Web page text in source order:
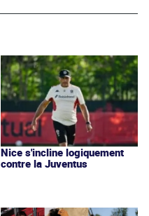
Nice s'incline logiquement
contre la Juventus